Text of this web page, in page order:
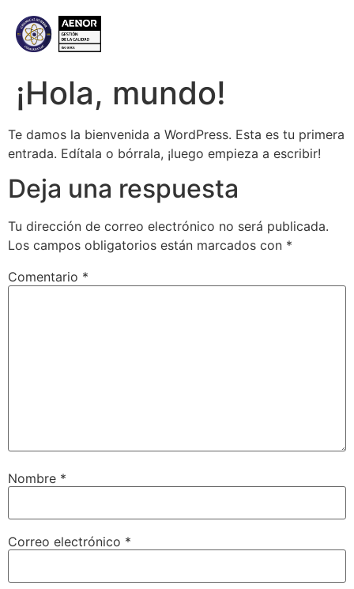
¡Hola, mundo!
Te damos la bienvenida a WordPress. Esta es tu primera
entrada. Edítala o bórrala, ¡luego empieza a escribir!
Deja una respuesta
Tu dirección de correo electrónico no será publicada.
Los campos obligatorios están marcados con *
Comentario *
Nombre *
Correo electrónico *